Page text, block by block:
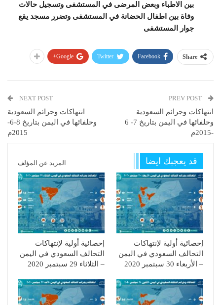
بين الاطباء وبعض المرضى في المستشفى وتسجيل حالات
وفاة بين اطفال الحضانة في المستشفى وتضرر مسجد يقع
جوار المستشفى
Share
Facebook
Twitter
Google+
انتهاكات وجرائم السعودية
وحلفائها في اليمن بتاريخ 7- 6
-2015م
NEXT POST
انتهاكات وجرائم السعودية
وحلفائها في اليمن بتاريخ 8-6-
2015م
قد يعجبك ايضا المزيد عن المؤلف
إحصائية أولية لإنتهاكات
التحالف السعودي في اليمن
– الأربعاء 30 سبتمبر 2020
إحصائية أولية لإنتهاكات
التحالف السعودي في اليمن
– الثلاثاء 29 سبتمبر 2020